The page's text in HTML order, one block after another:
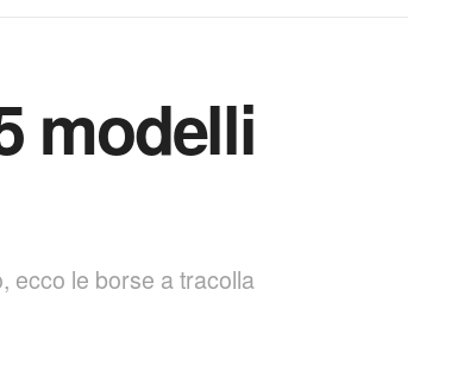
modelli
ecco le borse a tracolla